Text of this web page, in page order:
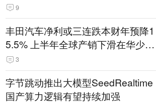
9
丰田汽车净利或三连跌本财年预降1
5.5% 上半年全球产销下滑在华少卖
14.3万辆
3
字节跳动推出大模型SeedRealtime
国产算力逻辑有望持续加强